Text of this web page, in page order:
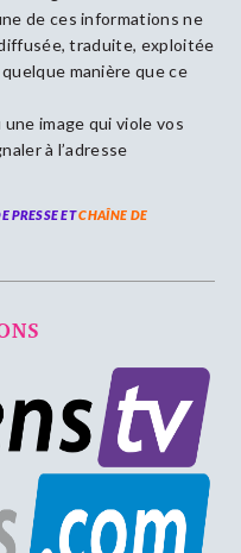
de ces informations ne
traduite, exploitée
manière que ce
image qui viole vos
à l’adresse
PRESSE ETCHAÎNE DE